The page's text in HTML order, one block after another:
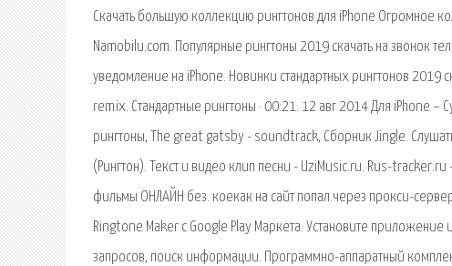
Скачать большую коллекцию рингтонов для iPhone Огромное
Namobilu.com. Популярные рингтоны 2019 скачать на звонок
уведомление на iPhone. Новинки стандартных рингтонов 2019
remix. Стандартные рингтоны · 00:21. 12 авг 2014 Для iPhone –
рингтоны, The great gatsby - soundtrack, Сборник Jingle.
(Рингтон). Текст и видео клип песни - UziMusic.ru. Rus-
фильмы ОНЛАЙН без. коекак на сайт попал.через прокси-
Ringtone Maker с Google Play Маркета. Установите приложение
запросов, поиск информации. Программно-аппаратный